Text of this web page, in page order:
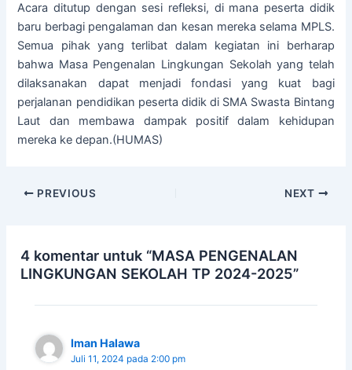
Acara ditutup dengan sesi refleksi, di mana peserta didik
baru berbagi pengalaman dan kesan mereka selama MPLS.
Semua pihak yang terlibat dalam kegiatan ini berharap
bahwa Masa Pengenalan Lingkungan Sekolah yang telah
dilaksanakan dapat menjadi fondasi yang kuat bagi
perjalanan pendidikan peserta didik di SMA Swasta Bintang
Laut dan membawa dampak positif dalam kehidupan
mereka ke depan.(HUMAS)
PREVIOUS NEXT
4 komentar untuk “MASA PENGENALAN
LINGKUNGAN SEKOLAH TP 2024-2025”
Iman Halawa
Juli 11, 2024 pada 2:00 pm